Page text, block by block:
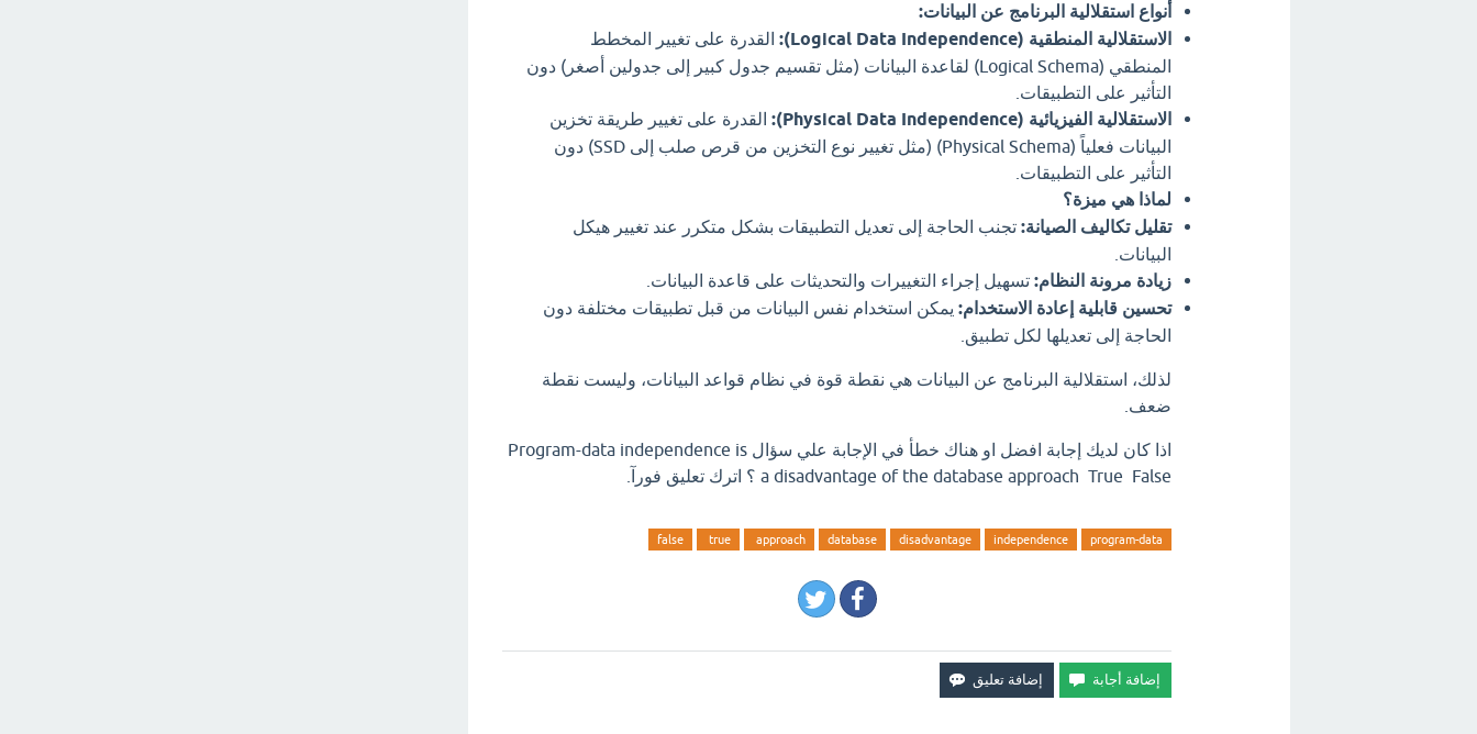
أنواع استقلالية البرنامج عن البيانات:
الاستقلالية المنطقية (Logical Data Independence):
القدرة على تغيير المخطط
المنطقي (Logical Schema) لقاعدة البيانات (مثل تقسيم جدول كبير إلى جدولين أصغر) دون
التأثير على التطبيقات.
الاستقلالية الفيزيائية (Physical Data Independence):
القدرة على تغيير طريقة تخزين
البيانات فعلياً (Physical Schema) (مثل تغيير نوع التخزين من قرص صلب إلى SSD) دون
التأثير على التطبيقات.
لماذا هي ميزة؟
تقليل تكاليف الصيانة: تجنب الحاجة إلى تعديل التطبيقات بشكل متكرر عند تغيير هيكل
البيانات.
زيادة مرونة النظام: تسهيل إجراء التغييرات والتحديثات على قاعدة البيانات.
تحسين قابلية إعادة الاستخدام: يمكن استخدام نفس البيانات من قبل تطبيقات مختلفة دون
الحاجة إلى تعديلها لكل تطبيق.
لذلك، استقلالية البرنامج عن البيانات هي نقطة قوة في نظام قواعد البيانات، وليست نقطة
ضعف.
اذا كان لديك إجابة افضل او هناك خطأ في الإجابة علي سؤال Program-data independence is
a disadvantage of the database approach True False ؟ اترك تعليق فورآ.
program-data
independence
disadvantage
database
approach
true
false